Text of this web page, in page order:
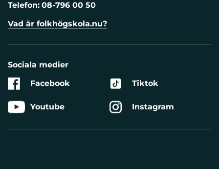
Telefon: 08-796 00 50
Vad är folkhögskola.nu?
Sociala medier
Facebook
Youtube
Tiktok
Instagram